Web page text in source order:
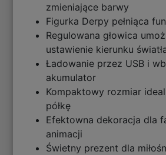
zmieniające barwy
Figurka Derpy pełniąca
Regulowana głowica
ustawienie kierunku
Ładowanie przez USB i
akumulator
Kompaktowy rozmiar
półkę
Efektowna dekoracja dla
animacji
Świetny prezent dla